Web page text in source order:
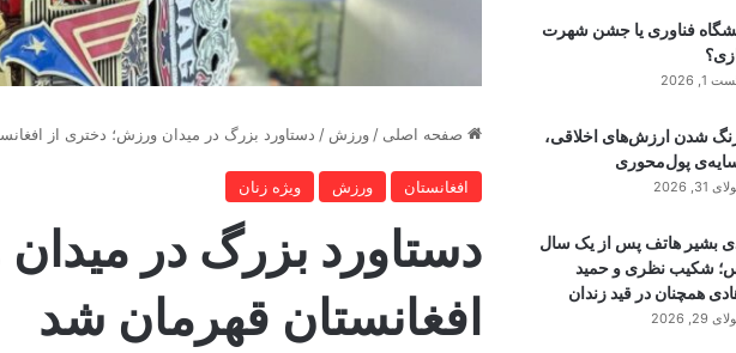
صفحه اصلی / ورزش / دستاورد بزرگ در میدان ورزش؛ دختری از
افغانستان ورزش ویژه زنان
دستاورد بزرگ در
افغانستان قهرمان شد
فناوری یا جشن شهرت
1, 2026
شدن ارزش‌های اخلاقی،
پول‌محوری
31, 2026
بشیر هاتف پس از یک سال
شکیب نظری و حمید
همچنان در قید زندان
29, 2026